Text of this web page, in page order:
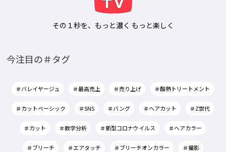
その１秒を、もっと濃く もっと楽しく
今注目の＃タグ
＃バレイヤージュ ＃最高売上 ＃売り上げ ＃酸熱トリートメント
＃カットベーシック ＃SNS ＃バング ＃ヘアカット ＃Z世代
＃カット ＃数字分析 ＃新型コロナウイルス ＃ヘアカラー
＃ブリーチ ＃エアタッチ ＃ブリーチオンカラー ＃撮影